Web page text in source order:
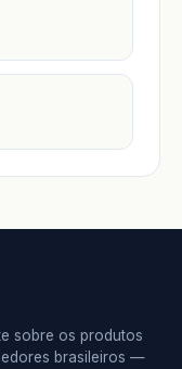
sobre os produtos
brasileiros —